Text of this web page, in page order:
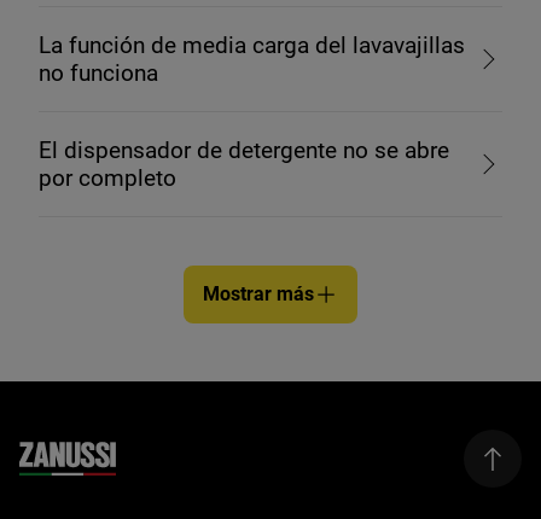
La función de media carga del lavavajillas
no funciona
El dispensador de detergente no se abre
por completo
Mostrar más